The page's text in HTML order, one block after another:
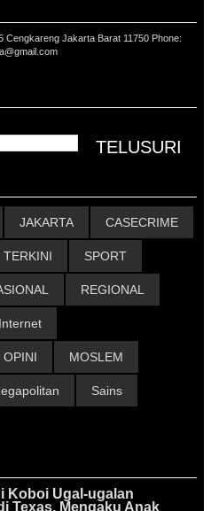
Cengkareng Jakarta Barat 11750 Phone:
JAKARTA CASECRIME
TERKINI SPORT
REGIONAL
OPINI MOSLEM
Sains
Koboi Ugal-ugalan
Texas, Mengaku Anak